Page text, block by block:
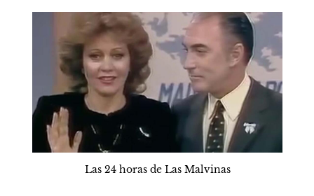
Las 24 horas de Las Malvinas